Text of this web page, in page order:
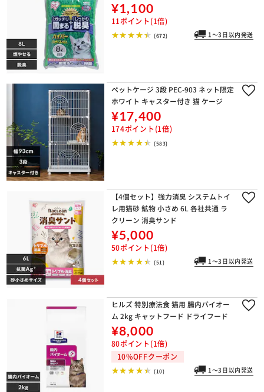
¥1,100
11ポイント(1倍)
(672) 1～3日以内発送
ペットケージ 3段 PEC-903 ネット限定
ホワイト キャスター付き 猫 ケージ
¥17,400
174ポイント(1倍)
(583)
【4個セット】強力消臭 システムトイ
レ用猫砂 鉱物 小さめ 6L 各社共通 ラ
クリーン 消臭サンド
¥5,000
50ポイント(1倍)
(51) 1～3日以内発送
ヒルズ 特別療法食 猫用 腸内バイオー
ム 2kg キャットフード ドライフード
¥8,000
80ポイント(1倍)
10%OFFクーポン
(10) 1～3日以内発送